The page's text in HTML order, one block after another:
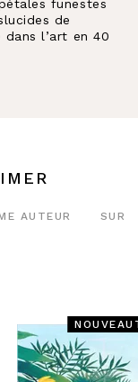
funestes
de
l’art en 40
AUTEUR SUR